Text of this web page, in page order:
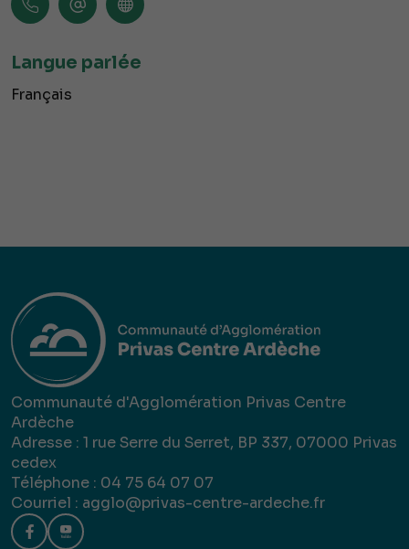
Langue parlée
Français
Communauté d'Agglomération Privas Centre
Ardèche
Adresse : 1 rue Serre du Serret, BP 337, 07000 Privas
cedex
Téléphone : 04 75 64 07 07
Courriel : agglo@privas-centre-ardeche.fr